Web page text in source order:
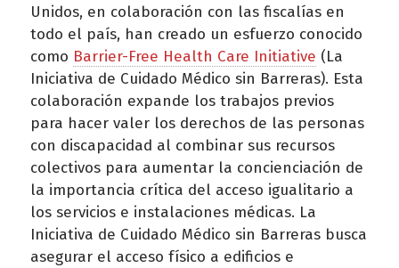
Unidos, en colaboración con las fiscalías en
todo el país, han creado un esfuerzo conocido
como Barrier-Free Health Care Initiative (La
Iniciativa de Cuidado Médico sin Barreras). Esta
colaboración expande los trabajos previos
para hacer valer los derechos de las personas
con discapacidad al combinar sus recursos
colectivos para aumentar la concienciación de
la importancia crítica del acceso igualitario a
los servicios e instalaciones médicas. La
Iniciativa de Cuidado Médico sin Barreras busca
asegurar el acceso físico a edificios e